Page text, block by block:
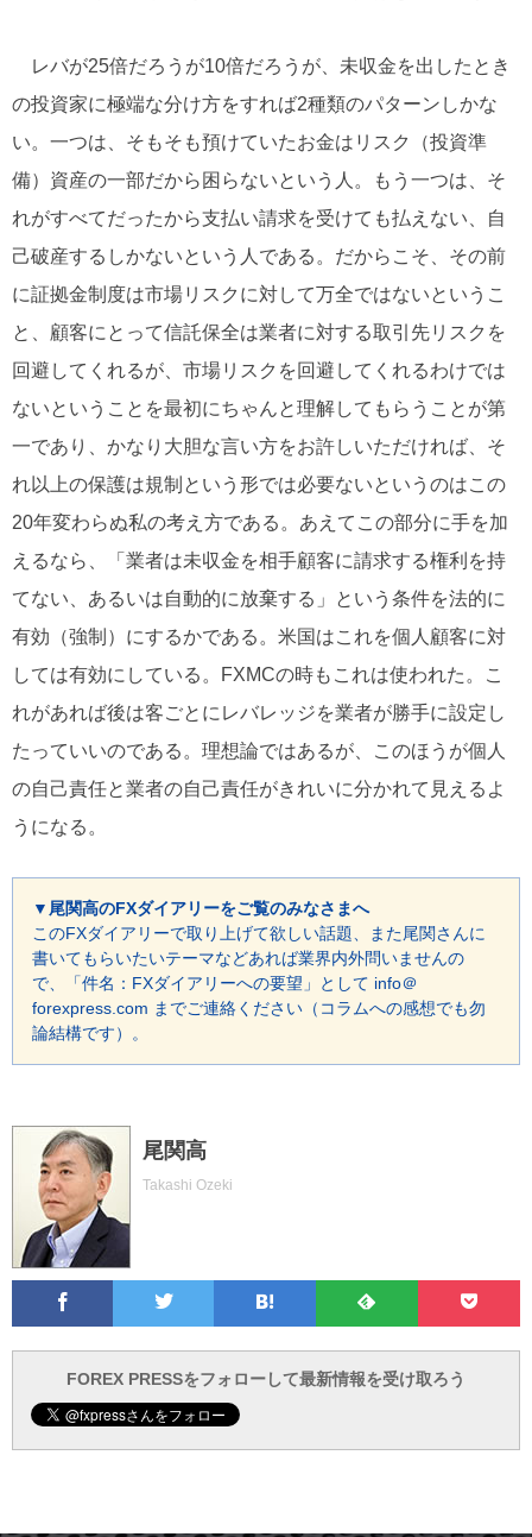
レバが25倍だろうが10倍だろうが、未収金を出したとき
の投資家に極端な分け方をすれば2種類のパターンしかな
い。一つは、そもそも預けていたお金はリスク（投資準
備）資産の一部だから困らないという人。もう一つは、そ
れがすべてだったから支払い請求を受けても払えない、自
己破産するしかないという人である。だからこそ、その前
に証拠金制度は市場リスクに対して万全ではないというこ
と、顧客にとって信託保全は業者に対する取引先リスクを
回避してくれるが、市場リスクを回避してくれるわけでは
ないということを最初にちゃんと理解してもらうことが第
一であり、かなり大胆な言い方をお許しいただければ、そ
れ以上の保護は規制という形では必要ないというのはこの
20年変わらぬ私の考え方である。あえてこの部分に手を加
えるなら、「業者は未収金を相手顧客に請求する権利を持
てない、あるいは自動的に放棄する」という条件を法的に
有効（強制）にするかである。米国はこれを個人顧客に対
しては有効にしている。FXMCの時もこれは使われた。こ
れがあれば後は客ごとにレバレッジを業者が勝手に設定し
たっていいのである。理想論ではあるが、このほうが個人
の自己責任と業者の自己責任がきれいに分かれて見えるよ
うになる。
▼尾関高のFXダイアリーをご覧のみなさまへ
このFXダイアリーで取り上げて欲しい話題、また尾関さんに
書いてもらいたいテーマなどあれば業界内外問いませんの
で、「件名：FXダイアリーへの要望」として info＠
forexpress.com までご連絡ください（コラムへの感想でも勿
論結構です）。
尾関高
Takashi Ozeki
Twitter
て
ブ
で
ォ
ロ
ー
で
と
で
FOREX PRESSをフォローして最新情報を受け取ろう